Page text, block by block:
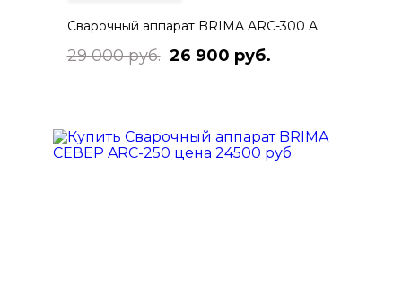
Сварочный аппарат BRIMA ARC-300 A
29 000 руб. 26 900 руб.